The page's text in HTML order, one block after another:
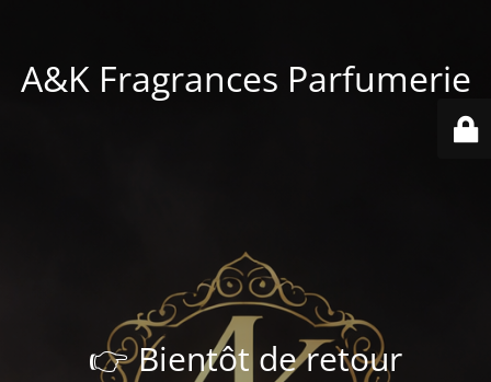
A&K Fragrances Parfumerie
👉 Bientôt de retour